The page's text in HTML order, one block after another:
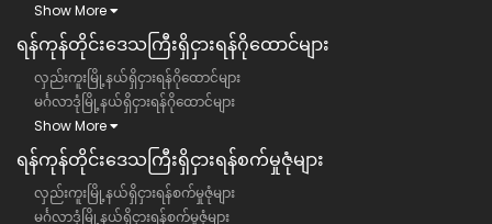
Show More
ရန်ကုန်တိုင်းဒေသကြီး​​ရှိငှားရန်ဂိုထောင်များ
လှည်းကူးမြို့နယ်ရှိငှားရန်ဂိုထောင်များ
မင်္ဂလာဒုံမြို့နယ်ရှိငှားရန်ဂိုထောင်များ
Show More
ရန်ကုန်တိုင်းဒေသကြီး​​ရှိငှားရန်စက်မှုဇုံများ
လှည်းကူးမြို့နယ်ရှိငှားရန်စက်မှုဇုံများ
မင်္ဂလာဒုံမြို့နယ်ရှိငှားရန်စက်မှုဇုံများ